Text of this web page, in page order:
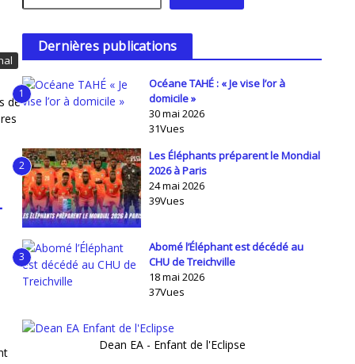
de
Dernières publications
1
Océane TAHÉ : « Je vise l’or à
domicile »
30 mai 2026
31Vues
2
Les Éléphants préparent le Mondial
2026 à Paris
24 mai 2026
39Vues
3
Abomé l’Éléphant est décédé au
CHU de Treichville
18 mai 2026
37Vues
Dean EA - Enfant de l'Eclipse